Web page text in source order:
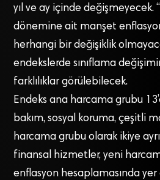
yıl ve ay içinde değişmeyecek.
dönemine ait manşet
herhangi bir değişiklik
endekslerde sınıflama
farklılıklar görülebilecek.
Endeks ana harcama grubu
bakım, sosyal koruma, çeşitli
harcama grubu olarak ikiye
finansal hizmetler, yeni
enflasyon hesaplamasında yer